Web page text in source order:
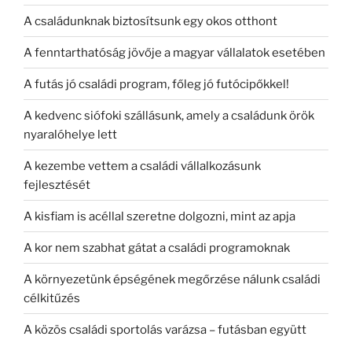
A családunknak biztosítsunk egy okos otthont
A fenntarthatóság jövője a magyar vállalatok esetében
A futás jó családi program, főleg jó futócipőkkel!
A kedvenc siófoki szállásunk, amely a családunk örök
nyaralóhelye lett
A kezembe vettem a családi vállalkozásunk
fejlesztését
A kisfiam is acéllal szeretne dolgozni, mint az apja
A kor nem szabhat gátat a családi programoknak
A környezetünk épségének megőrzése nálunk családi
célkitűzés
A közös családi sportolás varázsa – futásban együtt